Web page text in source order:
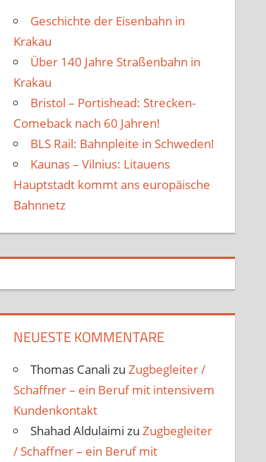
Geschichte der Eisenbahn in
Krakau
Über 140 Jahre Straßenbahn in
Krakau
Bristol – Portishead: Strecken-
Comeback nach 60 Jahren!
BLS Rail: Bahnpleite in Schweden!
Kaunas – Vilnius: Litauens
Hauptstadt kommt ans europäische
Bahnnetz
NEUESTE KOMMENTARE
Thomas Canali zuZugbegleiter /
Schaffner – ein Beruf mit intensivem
Kundenkontakt
Shahad Aldulaimi zuZugbegleiter
/ Schaffner – ein Beruf mit